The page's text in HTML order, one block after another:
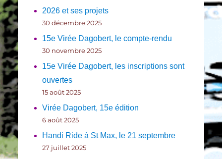
2026 et ses projets
30 décembre 2025
15e Virée Dagobert, le compte-rendu
30 novembre 2025
15e Virée Dagobert, les inscriptions sont
ouvertes
15 août 2025
Virée Dagobert, 15e édition
6 août 2025
Handi Ride à St Max, le 21 septembre
27 juillet 2025